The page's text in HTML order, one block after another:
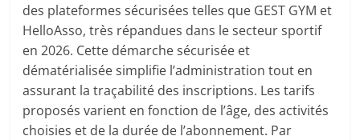
des plateformes sécurisées telles que GEST GYM et
HelloAsso, très répandues dans le secteur sportif
en 2026. Cette démarche sécurisée et
dématérialisée simplifie l’administration tout en
assurant la traçabilité des inscriptions. Les tarifs
proposés varient en fonction de l’âge, des activités
choisies et de la durée de l’abonnement. Par